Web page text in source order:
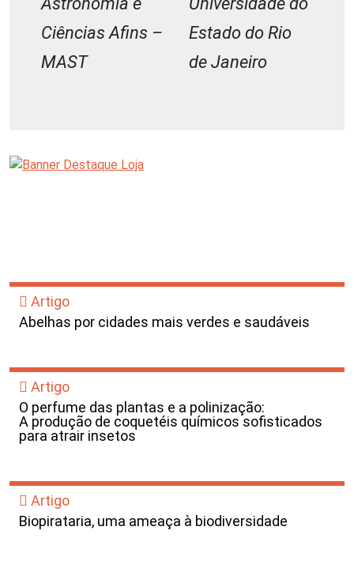
Ciências Afins –
MAST
Estado do Rio
de Janeiro
Artigo
Abelhas por cidades mais verdes e saudáveis
Artigo
O perfume das plantas e a polinização:
A produção de coquetéis químicos sofisticados
para atrair insetos
Artigo
Biopirataria, uma ameaça à biodiversidade